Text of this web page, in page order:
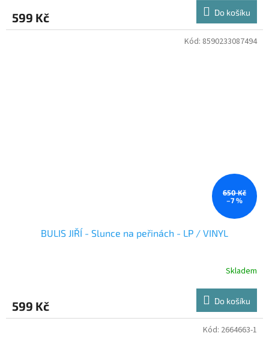
599 Kč Do košíku
650 Kč
–7 %
BULIS JIŘÍ - Slunce na peřinách - LP / VINYL
Skladem
599 Kč Do košíku
Kód: 8590233087494
Kód: 2664663-1